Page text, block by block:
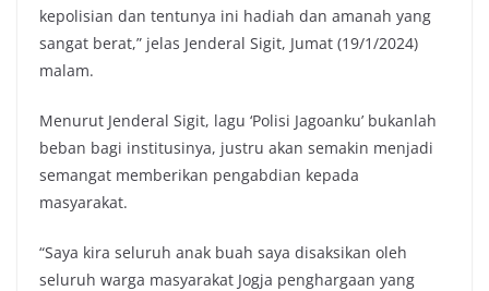
kepolisian dan tentunya ini hadiah dan amanah yang
sangat berat,” jelas Jenderal Sigit, Jumat (19/1/2024)
malam.
Menurut Jenderal Sigit, lagu ‘Polisi Jagoanku’ bukanlah
beban bagi institusinya, justru akan semakin menjadi
semangat memberikan pengabdian kepada
masyarakat.
“Saya kira seluruh anak buah saya disaksikan oleh
seluruh warga masyarakat Jogja penghargaan yang